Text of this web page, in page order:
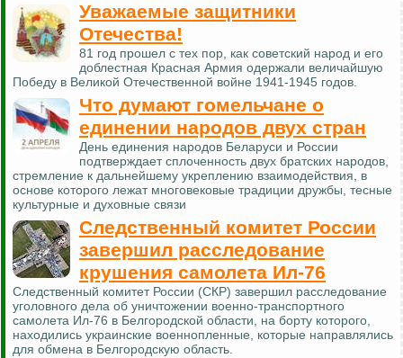
Уважаемые защитники
Отечества!
81 год прошел с тех пор, как советский народ и его
доблестная Красная Армия одержали величайшую
Победу в Великой Отечественной войне 1941-1945 годов.
Что думают гомельчане о
единении народов двух стран
День единения народов Беларуси и России
подтверждает сплоченность двух братских народов,
стремление к дальнейшему укреплению взаимодействия, в
основе которого лежат многовековые традиции дружбы, тесные
культурные и духовные связи
Следственный комитет России
завершил расследование
крушения самолета Ил-76
Следственный комитет России (СКР) завершил расследование
уголовного дела об уничтожении военно-транспортного
самолета Ил-76 в Белгородской области, на борту которого,
находились украинские военнопленные, которые направлялись
для обмена в Белгородскую область.